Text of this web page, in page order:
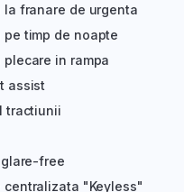
la franare de urgenta
pe timp de noapte
plecare in rampa
assist
tractiunii
free
centralizata "Keyless"